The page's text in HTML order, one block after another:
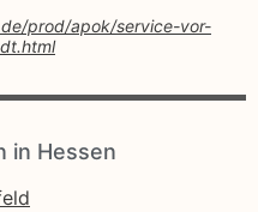
prod/apok/service-vor-
in Hessen